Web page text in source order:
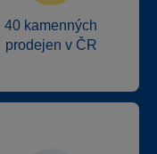
40 kamenných
prodejen v ČR